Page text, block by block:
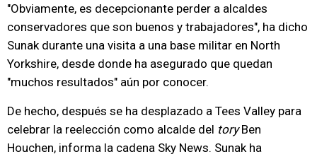
"Obviamente, es decepcionante perder a alcaldes
conservadores que son buenos y trabajadores", ha dicho
Sunak durante una visita a una base militar en North
Yorkshire, desde donde ha asegurado que quedan
"muchos resultados" aún por conocer.
De hecho, después se ha desplazado a Tees Valley para
celebrar la reelección como alcalde del toryBen
Houchen, informa la cadena Sky News. Sunak ha